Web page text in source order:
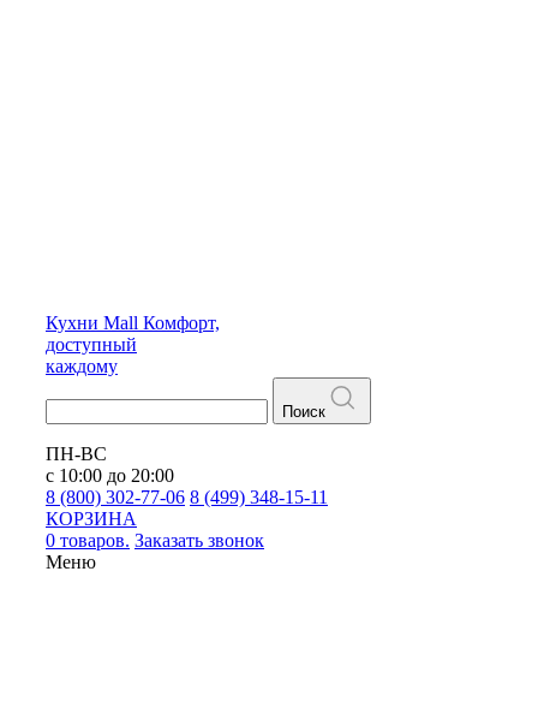
Кухни Mall Комфорт,
доступный
каждому
Поиск
ПН-ВС
с 10:00 до 20:00
8 (800) 302-77-06 8 (499) 348-15-11
КОРЗИНА
0 товаров. Заказать звонок
Меню